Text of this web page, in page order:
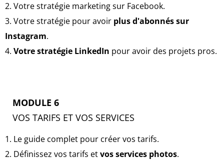
2. Votre stratégie marketing sur Facebook.
3. Votre stratégie pour avoir plus d'abonnés sur
Instagram.
4. Votre stratégie LinkedIn pour avoir des projets pros.
MODULE 6
VOS TARIFS ET VOS SERVICES
1. Le guide complet pour créer vos tarifs.
2. Définissez vos tarifs etvos services photos.